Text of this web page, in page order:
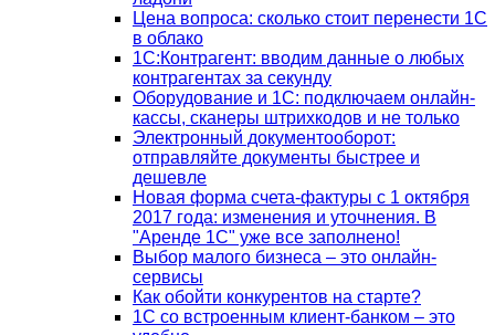
Цена вопроса: сколько стоит перенести 1С
в облако
1С:Контрагент: вводим данные о любых
контрагентах за секунду
Оборудование и 1С: подключаем онлайн-
кассы, сканеры штрихкодов и не только
Электронный документооборот:
отправляйте документы быстрее и
дешевле
Новая форма счета-фактуры с 1 октября
2017 года: изменения и уточнения. В
"Аренде 1С" уже все заполнено!
Выбор малого бизнеса – это онлайн-
сервисы
Как обойти конкурентов на старте?
1C со встроенным клиент-банком – это